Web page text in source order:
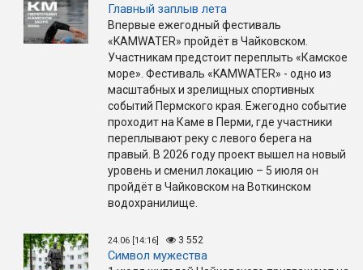
Главный заплыв лета
Впервые ежегодный фестиваль
«KAMWATER» пройдёт в Чайковском.
Участникам предстоит переплыть «Камское
море». Фестиваль «KAMWATER» - одно из
масштабных и зрелищных спортивных
событий Пермского края. Ежегодно событие
проходит на Каме в Перми, где участники
переплывают реку с левого берега на
правый. В 2026 году проект вышел на новый
уровень и сменил локацию – 5 июля он
пройдёт в Чайковском на Воткинском
водохранилище.
24.06 [14:16] 3 552
Символ мужества